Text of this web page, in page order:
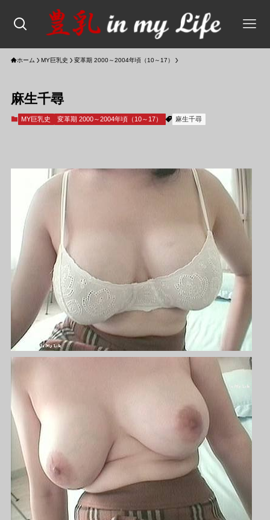
ホーム MY巨乳史 変革期 2000～2004年頃（10～17）
麻生千尋
MY巨乳史 変革期 2000～2004年頃（10～17） 麻生千尋